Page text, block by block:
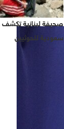
صحيفة لبنانية
سعودية للحوثيين